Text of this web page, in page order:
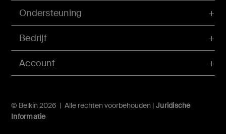
Account
Ondersteuning
Bedrijf
© Belkin 2026 | Alle rechten voorbehouden | Juridische
Informatie